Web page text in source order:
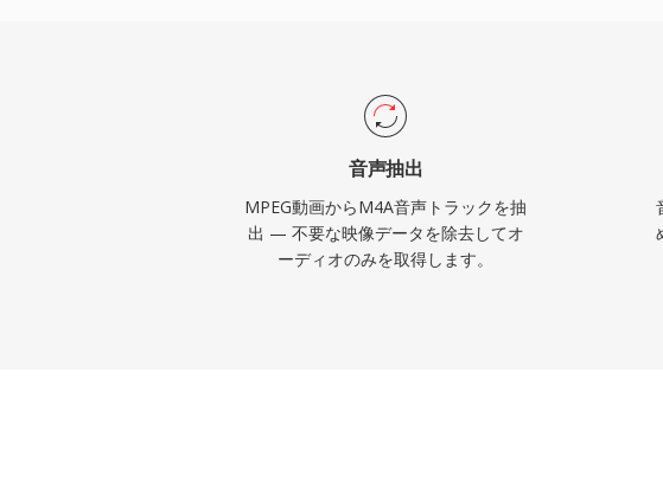
トシステムもサードパーティサポートを提供しています。3
な利点がこの形式を定義します — 旧来の非可逆コーデック
優れた符号化効率、MP4アトム構造によるリッチなメタデー
トワーク、チャプター、歌詞)、そして非可逆とロスレス両
クフローに対応するデュアルモードの柔軟性です。
音声抽出
MPEG動画からM4A音声トラックを抽
出 — 不要な映像データを除去してオ
ーディオのみを取得します。